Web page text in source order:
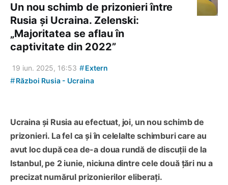
Un nou schimb de prizonieri între
Rusia și Ucraina. Zelenski:
„Majoritatea se aflau în
captivitate din 2022”
19 iun. 2025, 16:53 #Extern
#Război Rusia - Ucraina
Ucraina și Rusia au efectuat, joi, un nou schimb de
prizonieri. La fel ca și în celelalte schimburi care au
avut loc după cea de-a doua rundă de discuții de la
Istanbul, pe 2 iunie, niciuna dintre cele două țări nu a
precizat numărul prizonierilor eliberați.